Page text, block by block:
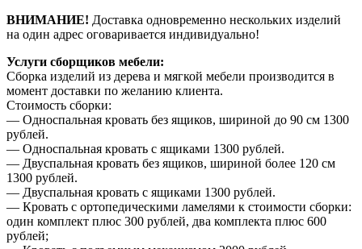
ВНИМАНИЕ! Доставка одновременно нескольких изделий
на один адрес оговаривается индивидуально!
Услуги сборщиков мебели:
Сборка изделий из дерева и мягкой мебели производится в
момент доставки по желанию клиента.
Стоимость сборки:
— Односпальная кровать без ящиков, шириной до 90 см 1300
рублей.
— Односпальная кровать с ящиками 1300 рублей.
— Двуспальная кровать без ящиков, шириной более 120 см
1300 рублей.
— Двуспальная кровать с ящиками 1300 рублей.
— Кровать с ортопедическими ламелями к стоимости сборки:
один комплект плюс 300 рублей, два комплекта плюс 600
рублей;